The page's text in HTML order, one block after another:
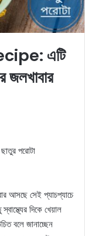
এটি
জলখাবার
পরোটা
আসছে সেই প্যাচপ্যাচে
দিকে খেয়াল
বলে জানাচ্ছেন